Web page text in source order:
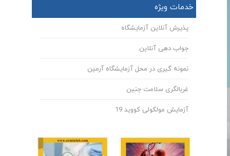
خدمات ویژه
پذیرش آنلاین آزمایشگاه
جواب دهی آنلاین
نمونه گیری در محل آزمایشگاه آرمین
غربالگری سلامت جنین
آزمایش مولکولی کووید 19